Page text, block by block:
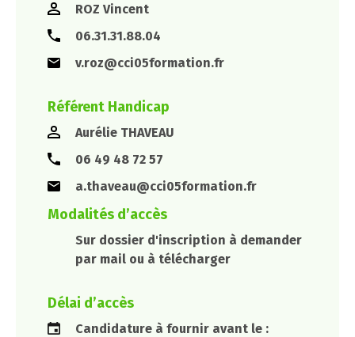
ROZ Vincent
06.31.31.88.04
v.roz@cci05formation.fr
Référent Handicap
Aurélie THAVEAU
06 49 48 72 57
a.thaveau@cci05formation.fr
Modalités d’accès
Sur dossier d'inscription à demander
par mail ou à télécharger
Délai d’accès
Candidature à fournir avant le :